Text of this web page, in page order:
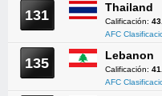
131 Thailand
Calificación:
AFC
135 Lebanon
Calificación:
AFC